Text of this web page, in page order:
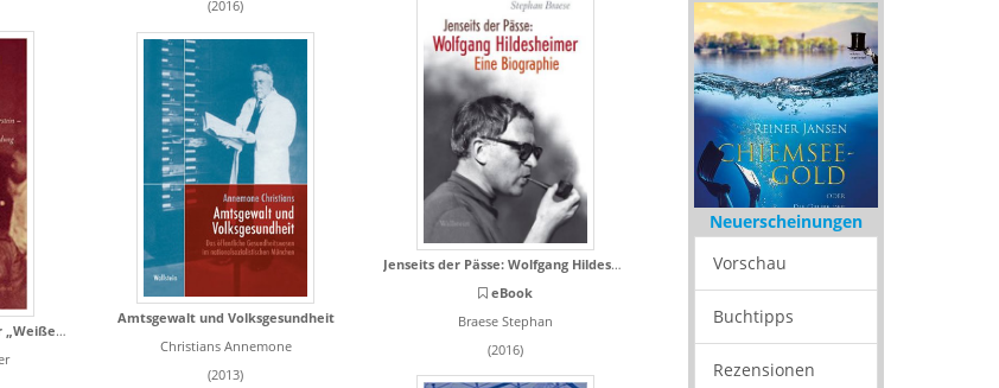
(2016)
Jenseits der Pässe: Wolfgang Hildesheimer
eBook
Braese Stephan
(2016)
Aus dem Freundeskreis der „Weißen Rose“
Amtsgewalt und Volksgesundheit
Christians Annemone
(2013)
Neuerscheinungen
Vorschau
Buchtipps
Rezensionen